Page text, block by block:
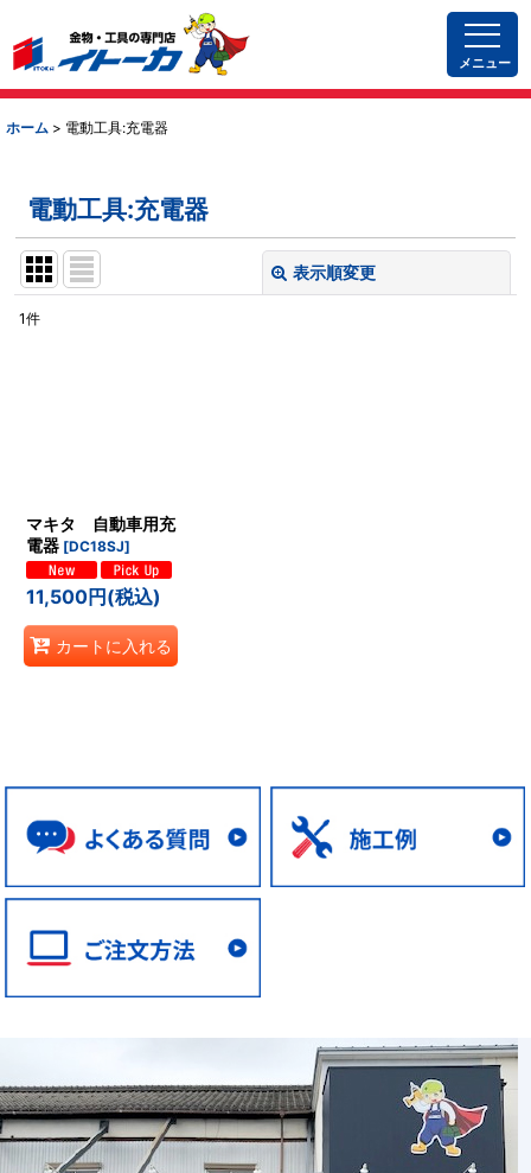
メニュー
ホーム > 電動工具:充電器
電動工具:充電器
表示順変更
1件
マキタ 自動車用充
電器 [DC18SJ]
11,500円 (税込)
カートに入れる